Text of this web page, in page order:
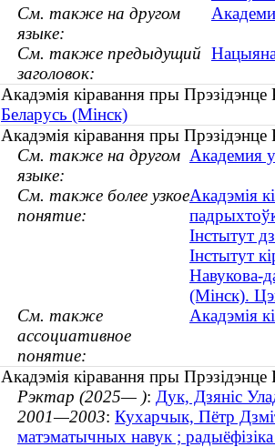
См. также на другом
языке:
См. также предыдущий
заголовок:
Акадэмія кіравання пры
Беларусь (Мінск)
Акадэмія кіравання пры Прэзідэнце
См. также на другом
языке:
Академия
См. также более узкое
понятие:
Акадэмія
Інстытут
Інстытут
Навукова-
(Мінск).
См. также
ассоциативное
понятие:
Акадэмія
Акадэмія кіравання пры Прэзідэнце
Рэктар (2025— ): Дук, Дзяніс
2001—2003: Кухарчык, Пётр
матэматычных навук ;